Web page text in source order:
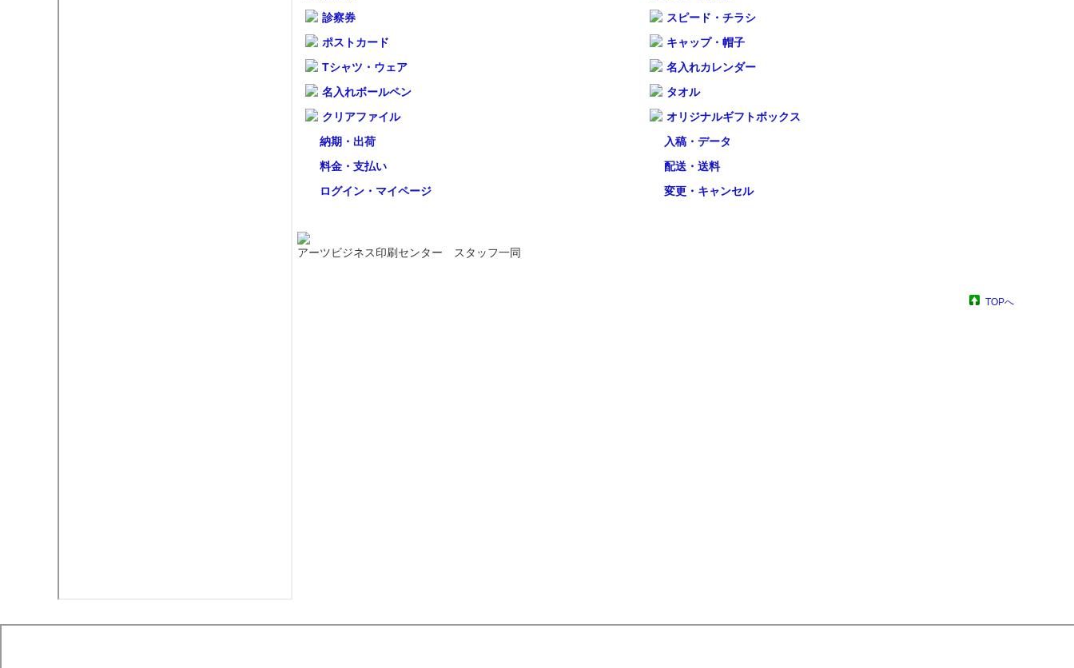
診察券
スピード・チラシ
ポストカード
キャップ・帽子
Tシャツ・ウェア
名入れカレンダー
名入れボールペン
タオル
クリアファイル
オリジナルギフトボックス
納期・出荷
入稿・データ
料金・支払い
配送・送料
ログイン・マイページ
変更・キャンセル
アーツビジネス印刷センター スタッフ一同
TOPへ